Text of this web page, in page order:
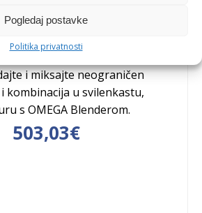
Pogledaj postavke
Politika privatnosti
jamstva, kvalitetne
Certificiran ETL – ovaj se
i miksajte neograničen
kombinacija u svilenkastu,
s OMEGA Blenderom.
503,03€